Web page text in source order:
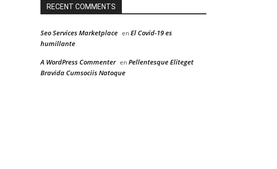
RECENT COMMENTS
Seo Services Marketplace enEl Covid-19 es
humillante
A WordPress Commenter enPellentesque Eliteget
Bravida Cumsociis Natoque